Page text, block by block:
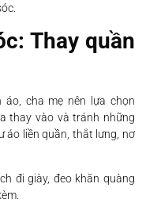
Thay quần
cha mẹ nên lựa chọn
thay vào và tránh những
áo liền quần, thắt lưng, nơ
đi giày, đeo khăn quàng